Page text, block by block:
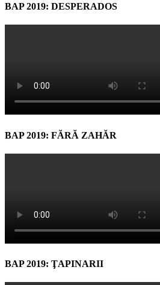
BAP 2019: DESPERADOS
BAP 2019: FĂRĂ ZAHĂR
BAP 2019: ŢAPINARII